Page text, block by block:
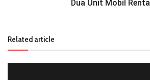
Dua Unit Mobil Rental
Related article